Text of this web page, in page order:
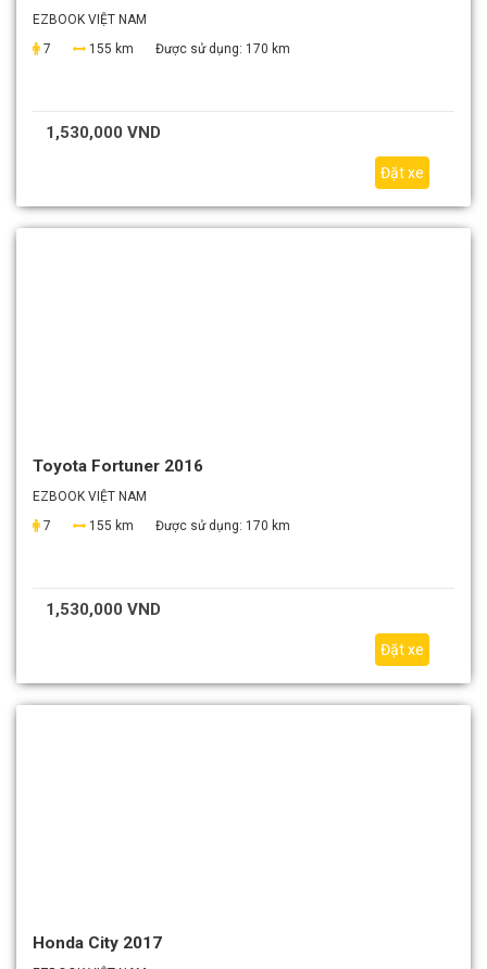
EZBOOK VIỆT NAM
7
155 km Được sử dụng: 170 km
1,530,000 VND
Đặt xe
Toyota Fortuner 2016
EZBOOK VIỆT NAM
7
155 km Được sử dụng: 170 km
1,530,000 VND
Đặt xe
Honda City 2017